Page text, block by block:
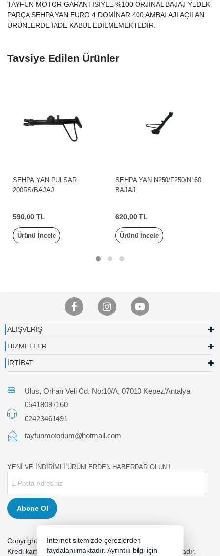
TAYFUN MOTOR GARANTİSİYLE %100 ORJİNAL BAJAJ YEDEK
PARÇA SEHPA YAN EURO 4 DOMİNAR 400 AMBALAJI AÇILAN
ÜRÜNLERDE İADE KABUL EDİLMEMEKTEDİR.
Tavsiye Edilen Ürünler
SEHPA YAN N250/F250/N160
BAJAJ
620,00 TL
Ürünü İncele
SEHPA ALT DISCOVER
125ST/BAJAJ
1.900,00 TL
Ürünü İncele
ALIŞVERİŞ
HİZMETLER
İRTİBAT
Ulus, Orhan Veli Cd. No:10/A, 07010 Kepez/Antalya
05418097160
02423461491
tayfunmotorium@hotmail.com
YENİ VE İNDİRİMLİ ÜRÜNLERDEN HABERDAR OLUN !
Abone Ol
Copyright 2026 tayfunmotor.com - Tüm hakları saklıdır.
Kredi kartı bilgileriniz 256bit SSL sertifikası ile korunmaktadır.
İnternet sitemizde çerezlerden
faydalanılmaktadır. Ayrıntılı bilgi için